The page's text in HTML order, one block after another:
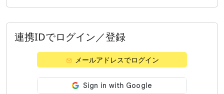
連携IDでログイン／登録
メールアドレスでログイン